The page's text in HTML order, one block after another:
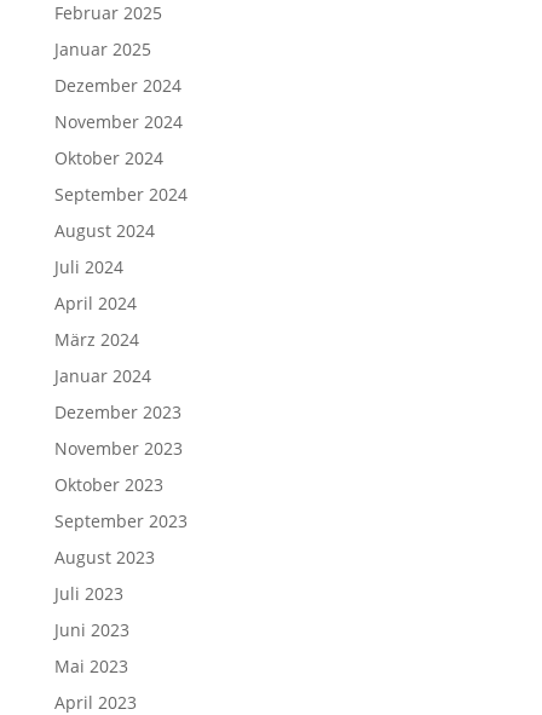
Februar 2025
Januar 2025
Dezember 2024
November 2024
Oktober 2024
September 2024
August 2024
Juli 2024
April 2024
März 2024
Januar 2024
Dezember 2023
November 2023
Oktober 2023
September 2023
August 2023
Juli 2023
Juni 2023
Mai 2023
April 2023